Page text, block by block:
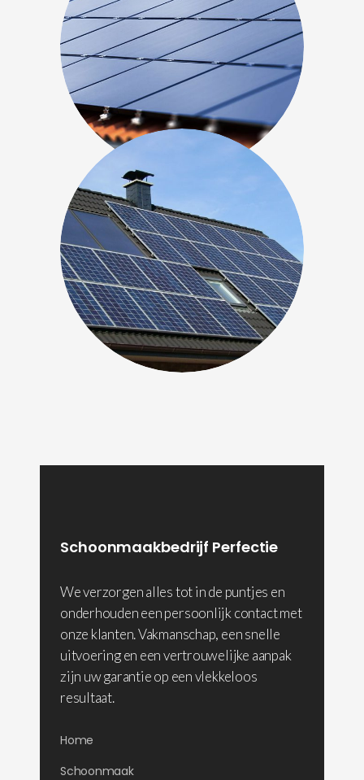
Schoonmaakbedrijf Perfectie
We verzorgen alles tot in de puntjes en
onderhouden een persoonlijk contact met
onze klanten. Vakmanschap, een snelle
uitvoering en een vertrouwelijke aanpak
zijn uw garantie op een vlekkeloos
resultaat.
Home
Schoonmaak